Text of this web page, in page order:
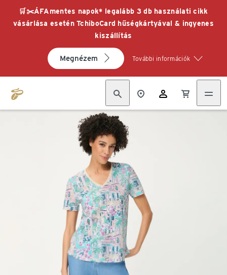
🛒✂️ÁFAmentes napok* legalább 3 db használati cikk
vásárlása esetén TchiboCard hűségkártyával & ingyenes
kiszállítás
Megnézem További információk